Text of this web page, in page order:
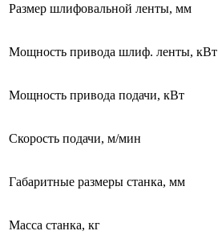
Размер шлифовальной ленты, мм
Мощность привода шлиф. ленты, кВт
Мощность привода подачи, кВт
Скорость подачи, м/мин
Габаритные размеры станка, мм
Масса станка, кг